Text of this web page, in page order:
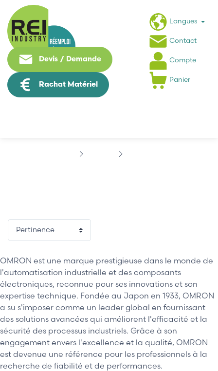
Devis / Demande
Rachat Matériel
Langues
Contact
Compte
Panier
OMRON est une marque prestigieuse dans le monde de
l'automatisation industrielle et des composants
électroniques, reconnue pour ses innovations et son
expertise technique. Fondée au Japon en 1933, OMRON
a su s'imposer comme un leader global en fournissant
des solutions avancées qui améliorent l'efficacité et la
sécurité des processus industriels. Grâce à son
engagement envers l'excellence et la qualité, OMRON
est devenue une référence pour les professionnels à la
recherche de fiabilité et de performances.